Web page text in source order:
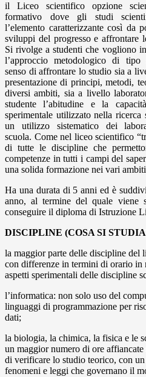
il Liceo scientifico opzione
formativo dove gli studi
l’elemento caratterizzante così da
sviluppi del progresso e affrontare
Si rivolge a studenti che vogliono
l’approccio metodologico di tipo
senso di affrontare lo studio sia a
presentazione di principi, metodi,
diversi ambiti, sia a livello
studente l’abitudine e la
sperimentale utilizzato nella
un utilizzo sistematico dei
scuola. Come nel liceo scientifico
di tutte le discipline che
competenze in tutti i campi del
una solida formazione nei vari
Ha una durata di 5 anni ed è
anno, al termine del quale viene
conseguire il diploma di Istruzione
DISCIPLINE (COSA SI
la maggior parte delle discipline del
con differenze in termini di orario in
aspetti sperimentali delle discipline
l’informatica: non solo uso del
linguaggi di programmazione per
dati;
la biologia, la chimica, la fisica e le
un maggior numero di ore
di verificare lo studio teorico, con
fenomeni e leggi che governano il